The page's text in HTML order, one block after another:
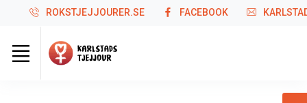
ROKSTJEJJOURER.SE FACEBOOK